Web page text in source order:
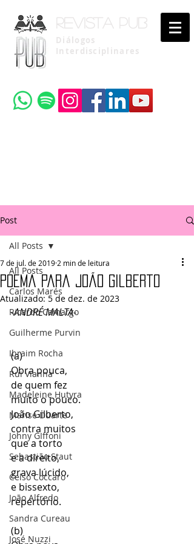
Revista pub
Diálogos
Interdisciplinares
Post
All Posts
Carlos Marés
Ricardo Camargo
Guilherme Purvin
Ibraim Rocha
Rui Vianna
Madeleine Hutyra
Marise Duarte
Johny GIffoni
Sebastião Staut
Celso Coccaro
João Alfredo
Sandra Cureau
José Nuzzi
All Posts
Poema para João Gilberto
7 de jul. de 2019 2 min de leitura
Atualizado:5 de dez. de 2023
-ANDRÉ MALTA-
(a)
Obra pouca,
de quem fez
muito o pouco.
João Gilberto,
contra muitos
que a torto
e a direito,
grava lúcido,
e bissexto,
repertório.
(b)